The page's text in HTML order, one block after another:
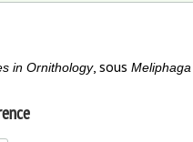
in Ornithology, sous Meliphaga